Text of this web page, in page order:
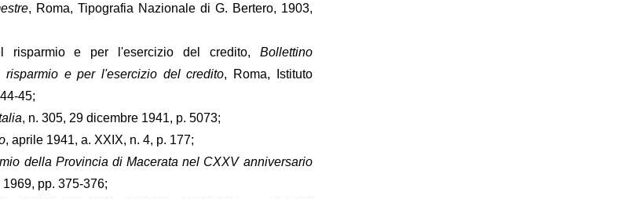
, Roma, Tipografia Nazionale di G. Bertero, 1903,
risparmio e per l'esercizio del credito, Bollettino
e per l'esercizio del credito, Roma, Istituto
45;
, n. 305, 29 dicembre 1941, p. 5073;
, aprile 1941, a. XXIX, n. 4, p. 177;
della Provincia di Macerata nel CXXV anniversario
1969, pp. 375-376;